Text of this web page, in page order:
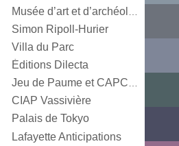
Simon Ripoll-Hurier
Villa du Parc
Éditions Dilecta
Jeu de Paume et CAPC Bordeaux
CIAP Vassivière
Palais de Tokyo
Lafayette Anticipations